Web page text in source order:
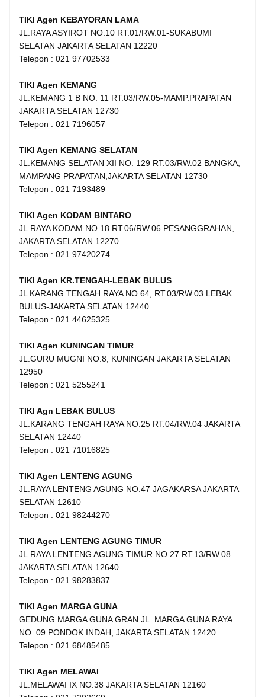
TIKI Agen KEBAYORAN LAMA
JL.RAYA ASYIROT NO.10 RT.01/RW.01-SUKABUMI
SELATAN JAKARTA SELATAN 12220
Telepon : 021 97702533
TIKI Agen KEMANG
JL.KEMANG 1 B NO. 11 RT.03/RW.05-MAMP.PRAPATAN
JAKARTA SELATAN 12730
Telepon : 021 7196057
TIKI Agen KEMANG SELATAN
JL.KEMANG SELATAN XII NO. 129 RT.03/RW.02 BANGKA,
MAMPANG PRAPATAN,JAKARTA SELATAN 12730
Telepon : 021 7193489
TIKI Agen KODAM BINTARO
JL.RAYA KODAM NO.18 RT.06/RW.06 PESANGGRAHAN,
JAKARTA SELATAN 12270
Telepon : 021 97420274
TIKI Agen KR.TENGAH-LEBAK BULUS
JL KARANG TENGAH RAYA NO.64, RT.03/RW.03 LEBAK
BULUS-JAKARTA SELATAN 12440
Telepon : 021 44625325
TIKI Agen KUNINGAN TIMUR
JL.GURU MUGNI NO.8, KUNINGAN JAKARTA SELATAN
12950
Telepon : 021 5255241
TIKI Agn LEBAK BULUS
JL.KARANG TENGAH RAYA NO.25 RT.04/RW.04 JAKARTA
SELATAN 12440
Telepon : 021 71016825
TIKI Agen LENTENG AGUNG
JL.RAYA LENTENG AGUNG NO.47 JAGAKARSA JAKARTA
SELATAN 12610
Telepon : 021 98244270
TIKI Agen LENTENG AGUNG TIMUR
JL.RAYA LENTENG AGUNG TIMUR NO.27 RT.13/RW.08
JAKARTA SELATAN 12640
Telepon : 021 98283837
TIKI Agen MARGA GUNA
GEDUNG MARGA GUNA GRAN JL. MARGA GUNA RAYA
NO. 09 PONDOK INDAH, JAKARTA SELATAN 12420
Telepon : 021 68485485
TIKI Agen MELAWAI
JL.MELAWAI IX NO.38 JAKARTA SELATAN 12160